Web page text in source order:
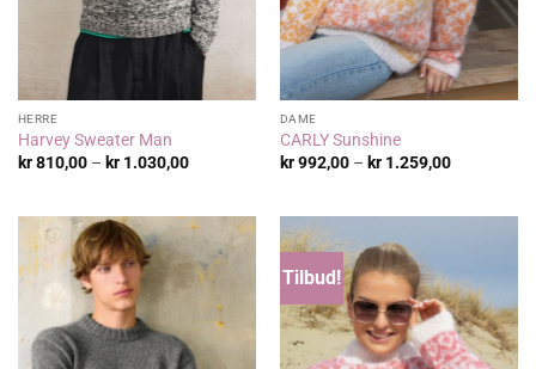
HERRE
Harvey Sweater Man
kr810,00 – kr1.030,00Prisområde:
DAME
CARLY Sunshine
kr992,00 – kr1.259,00
Tilbud!